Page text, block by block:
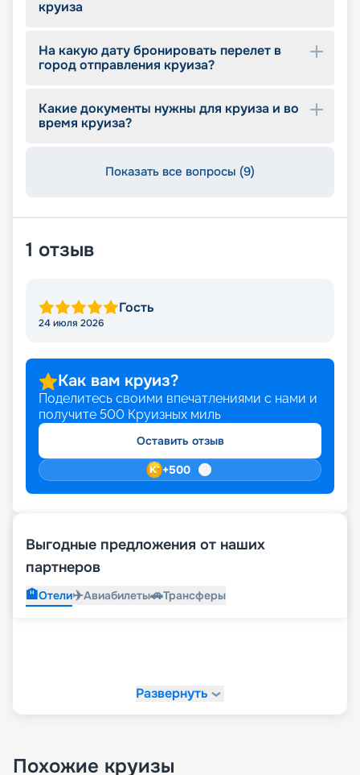
круиза
На какую дату бронировать перелет в
город отправления круиза?
Какие документы нужны для круиза и во
время круиза?
Показать все вопросы (9)
1 отзыв
Гость
24 июля 2026
Как вам круиз?
Поделитесь своими впечатлениями с нами и
получите 500 Круизных миль
Оставить отзыв
+500
Выгодные предложения от наших
партнеров
🏨Отели✈️Авиабилеты🚗Трансферы
Развернуть
Похожие круизы